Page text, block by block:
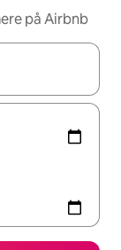
på Airbnb
med